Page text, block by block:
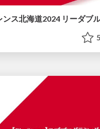
ス北海道2024 リーダブ
5